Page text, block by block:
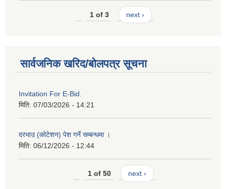
1 of 3 next ›
सार्वजनिक खरिद/बोलपत्र सूचना
Invitation For E-Bid.
मिति: 07/03/2026 - 14:21
दरभाउ (कोटेशन) पेश गर्ने सम्बन्धमा ।
मिति: 06/12/2026 - 12:44
1 of 50 next ›